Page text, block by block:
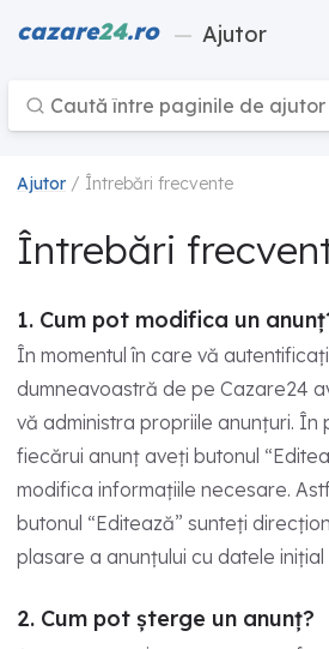
cazare24.ro — Ajutor
Ajutor / Întrebări frecvente
Întrebări
1. Cum pot modifica un
În momentul în care vă autentificați
dumneavoastră de pe Cazare24
vă administra propriile anunțuri.
fiecărui anunț aveți butonul
modifica informațiile necesare.
butonul “Editează” sunteți
plasare a anunțului cu datele
2. Cum pot șterge un anunț?